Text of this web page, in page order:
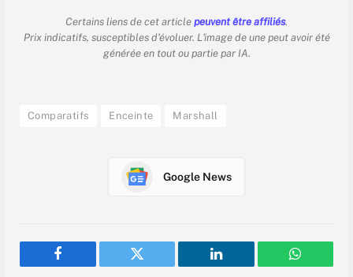
Certains liens de cet article peuvent être affiliés.
Prix indicatifs, susceptibles d'évoluer. L'image de une peut avoir été
générée en tout ou partie par IA.
Comparatifs Enceinte Marshall
Google News
Facebook Twitter LinkedIn